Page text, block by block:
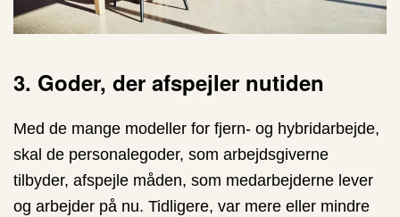
3. Goder, der afspejler nutiden
Med de mange modeller for fjern- og hybridarbejde,
skal de personalegoder, som arbejdsgiverne
tilbyder, afspejle måden, som medarbejderne lever
og arbejder på nu. Tidligere, var mere eller mindre